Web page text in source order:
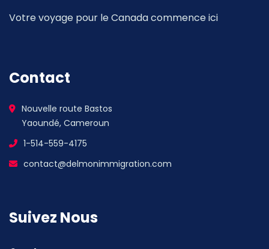
Votre voyage pour le Canada commence ici
Contact
Nouvelle route Bastos
Yaoundé, Cameroun
1-514-559-4175
contact@delmonimmigration.com
Suivez Nous